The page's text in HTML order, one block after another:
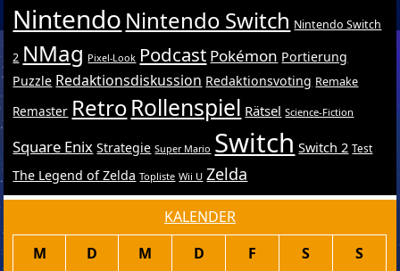
Nintendo Nintendo Switch Nintendo Switch
2 NMag Pixel-Look Podcast Pokémon Portierung
Puzzle Redaktionsdiskussion Redaktionsvoting Remake
Remaster RetroRollenspiel Rätsel Science-Fiction
Square Enix Strategie Super Mario Switch Switch 2 Test
The Legend of Zelda Topliste Wii U Zelda
KALENDER
M D M D F S
S